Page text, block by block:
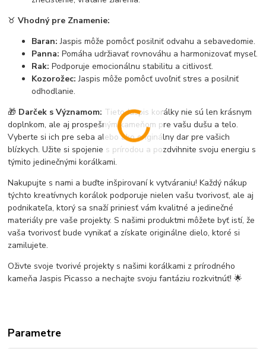
♉Vhodný pre Znamenie:
Baran: Jaspis môže pomôcť posilniť odvahu a sebavedomie.
Panna: Pomáha udržiavať rovnováhu a harmonizovať myseľ.
Rak: Podporuje emocionálnu stabilitu a citlivosť.
Kozorožec: Jaspis môže pomôcť uvoľniť stres a posilniť
odhodlanie.
🎁 Darček s Významom: Tieto Jaspis korálky nie sú len krásnym
doplnkom, ale aj prospešným kameňom pre vašu dušu a telo.
Vyberte si ich pre seba alebo ako originálny dar pre vašich
blízkych. Užite si spojenie s prírodou a pozdvihnite svoju energiu s
týmito jedinečnými korálkami.
Nakupujte s nami a buďte inšpirovaní k vytváraniu! Každý nákup
týchto kreatívnych korálok podporuje nielen vašu tvorivosť, ale aj
podnikateľa, ktorý sa snaží priniesť vám kvalitné a jedinečné
materiály pre vaše projekty. S našimi produktmi môžete byť istí, že
vaša tvorivosť bude vynikať a získate originálne dielo, ktoré si
zamilujete.
Oživte svoje tvorivé projekty s našimi korálkami z prírodného
kameňa Jaspis Picasso a nechajte svoju fantáziu rozkvitnúť! 🌟
Parametre